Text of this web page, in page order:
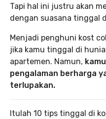
Tapi hal ini justru akan
dengan suasana tinggal
Menjadi penghuni kost
jika kamu tinggal di
apartemen. Namun,
pengalaman berharga
terlupakan.
Itulah 10 tips tinggal di